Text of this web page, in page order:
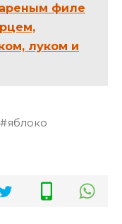
филе
луком и
яблоко